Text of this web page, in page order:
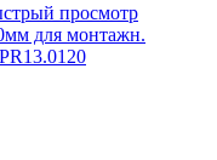
просмотр
для монтажн.